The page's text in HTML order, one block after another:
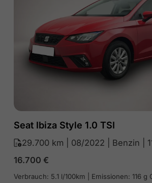
Seat Ibiza Style 1.0 TSI
29.700 km | 08/2022 | Benzin |
16.700 €
Verbrauch: 5.1 l/100km | Emissionen: 116 g